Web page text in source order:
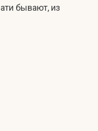
бывают, из